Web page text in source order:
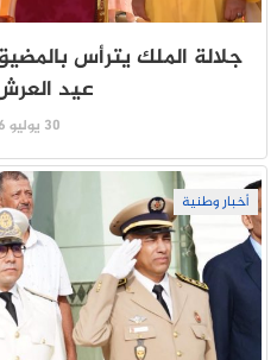
جلالة الملك يترأس
عيد
30 يوليو 2026
أخبار وطنية